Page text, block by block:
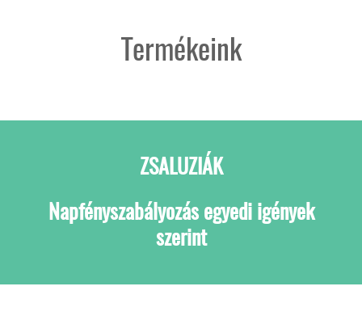
Termékeink
ZSALUZIÁK
Napfényszabályozás egyedi igények
szerint